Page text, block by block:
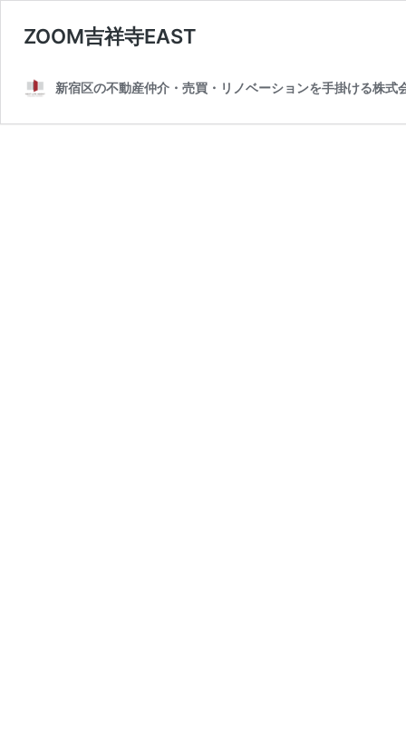
ZOOM吉祥寺EAST
新宿区の不動産仲介・売買・リノベーションを手掛ける株式